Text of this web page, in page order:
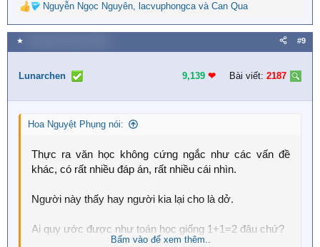
R
e
a
c
i
n
s
Nguyễn Ngọc Nguyên, lacvuphongcavà Can Qua
★ #9
Lunarchen 9,139 ❤︎ Bài viết: 2187
Hoa Nguyệt Phụng nói:
Thực ra văn học không cứng ngắc như các vấn đề
khác, có rất nhiều đáp án, rất nhiều cái nhìn.
Người này thấy hay người kia lại cho là dở.
Ai quy ước được như toán học giống 1+1=2 đâu chứ?
Bấm vào để xem thêm..